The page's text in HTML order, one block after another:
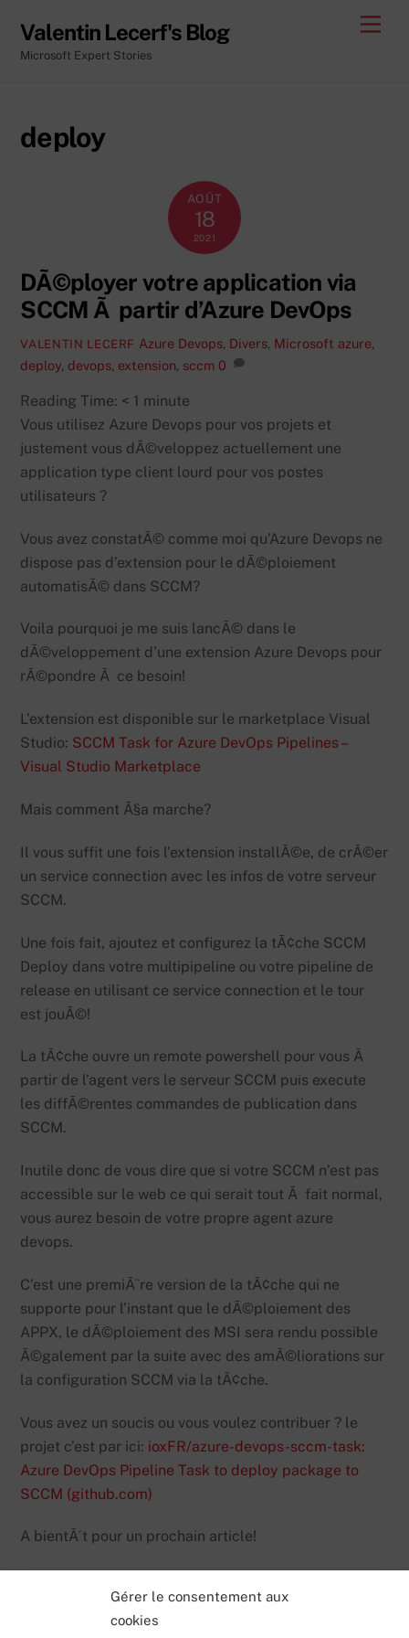
Gérer le consentement aux
cookies
content
Valentin Lecerf's Blog
Microsoft Expert Stories
deploy
AOÛT
18
2021
DÃ©ployer votre application via
SCCM Ã partir d’Azure DevOps
VALENTIN LECERF Azure Devops, Divers, Microsoft azure,
deploy, devops, extension, sccm 0
Reading Time: < 1 minute
Vous utilisez Azure Devops pour vos projets et
justement vous dÃ©veloppez actuellement une
application type client lourd pour vos postes
utilisateurs ?
Vous avez constatÃ© comme moi qu’Azure Devops ne
dispose pas d’extension pour le dÃ©ploiement
automatisÃ© dans SCCM?
Voila pourquoi je me suis lancÃ© dans le
dÃ©veloppement d’une extension Azure Devops pour
rÃ©pondre Ã ce besoin!
L’extension est disponible sur le marketplace Visual
Studio: SCCM Task for Azure DevOps Pipelines –
Visual Studio Marketplace
Mais comment Ã§a marche?
Il vous suffit une fois l’extension installÃ©e, de crÃ©er
un service connection avec les infos de votre serveur
SCCM.
Une fois fait, ajoutez et configurez la tÃ¢che SCCM
Deploy dans votre multipipeline ou votre pipeline de
release en utilisant ce service connection et le tour
est jouÃ©!
La tÃ¢che ouvre un remote powershell pour vous Ã
partir de l’agent vers le serveur SCCM puis execute
les diffÃ©rentes commandes de publication dans
SCCM.
Inutile donc de vous dire que si votre SCCM n’est pas
accessible sur le web ce qui serait tout Ã fait normal,
vous aurez besoin de votre propre agent azure
devops.
C’est une premiÃ¨re version de la tÃ¢che qui ne
supporte pour l’instant que le dÃ©ploiement des
APPX, le dÃ©ploiement des MSI sera rendu possible
Ã©galement par la suite avec des amÃ©liorations sur
la configuration SCCM via la tÃ¢che.
Vous avez un soucis ou vous voulez contribuer ? le
projet c’est par ici: ioxFR/azure-devops-sccm-task:
Azure DevOps Pipeline Task to deploy package to
SCCM (github.com)
A bientÃ´t pour un prochain article!